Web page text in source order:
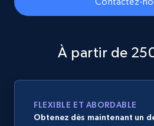
URL, Domain, Country code,
and more.
2.1K+ 355+
À partir de
FLEXIBLE ET ABORDABLE
Obtenez dès maintenant un